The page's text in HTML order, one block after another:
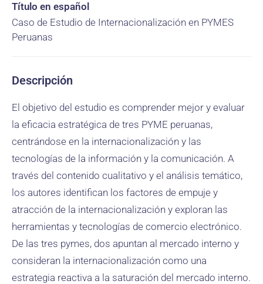
Título en español
Caso de Estudio de Internacionalización en PYMES
Peruanas
Descripción
El objetivo del estudio es comprender mejor y evaluar
la eficacia estratégica de tres PYME peruanas,
centrándose en la internacionalización y las
tecnologías de la información y la comunicación. A
través del contenido cualitativo y el análisis temático,
los autores identifican los factores de empuje y
atracción de la internacionalización y exploran las
herramientas y tecnologías de comercio electrónico.
De las tres pymes, dos apuntan al mercado interno y
consideran la internacionalización como una
estrategia reactiva a la saturación del mercado interno.